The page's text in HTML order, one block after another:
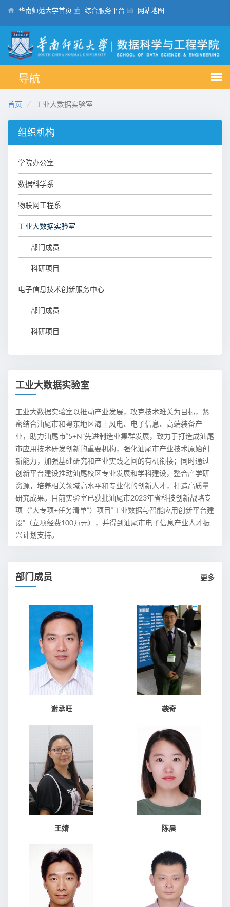
华南师范大学首页 综合服务平台 网站地图
首页 工业大数据实验室
组织机构
学院办公室
数据科学系
物联网工程系
工业大数据实验室
部门成员
科研项目
电子信息技术创新服务中心
部门成员
科研项目
工业大数据实验室
工业大数据实验室以推动产业发展，攻克技术难关为目标，紧
密结合汕尾市和粤东地区海上风电、电子信息、高端装备产
业，助力汕尾市“5+N”先进制造业集群发展，致力于打造成汕尾
市应用技术研发创新的重要机构，强化汕尾市产业技术原始创
新能力，加强基础研究和产业实践之间的有机衔接；同时通过
创新平台建设推动汕尾校区专业发展和学科建设，整合产学研
资源，培养相关领域高水平和专业化的创新人才，打造高质量
研究成果。目前实验室已获批汕尾市2023年省科技创新战略专
项（“大专项+任务清单”）项目“工业数据与智能应用创新平台建
设”（立项经费100万元），并得到汕尾市电子信息产业人才振
兴计划支持。
部门成员 更多
谢承旺 袭奇
王婧 陈晨